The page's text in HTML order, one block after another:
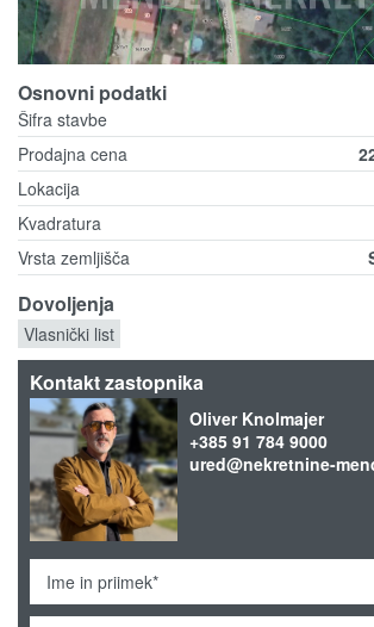
Osnovni podatki
Šifra stavbe
Prodajna cena
Lokacija
Kvadratura
Vrsta zemljišča
Dovoljenja
Vlasnički list
Kontakt zastopnika
Oliver Knolmajer
+385 91 784 9000
ured@nekretnine-